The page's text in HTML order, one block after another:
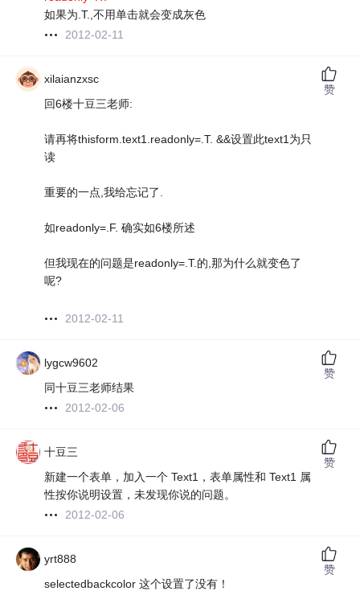
如果为.T.,不用单击就会变成灰色
2012-02-11
xilaianzxsc
回6楼十豆三老师:
请再将thisform.text1.readonly=.T. &&设置此text1为只
读
重要的一点,我给忘记了.
如readonly=.F. 确实如6楼所述
但我现在的问题是readonly=.T.的,那为什么就变色了
呢?
2012-02-11
赞
lygcw9602
同十豆三老师结果
2012-02-06
赞
十豆三
新建一个表单，加入一个 Text1，表单属性和 Text1 属
性按你说明设置，未发现你说的问题。
2012-02-06
赞
yrt888
selectedbackcolor 这个设置了没有！
赞